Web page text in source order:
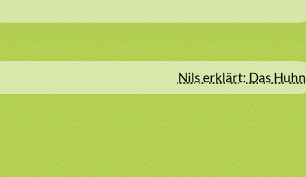
Nils erklärt: Das Huhn